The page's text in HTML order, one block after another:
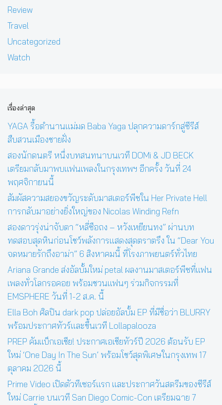
Review
Travel
Uncategorized
Watch
เรื่องล่าสุด
YAGA รื้อตำนานแม่มด Baba Yaga ปลุกความดาร์กสู่ซีรีส์
สืบสวนเมืองชายฝั่ง
สองนักดนตรี หนึ่งบทสนทนาบนเวที DOMi & JD BECK
เตรียมกลับมาพบแฟนเพลงในกรุงเทพฯ อีกครั้ง วันที่ 24
พฤศจิกายนนี้
สัมผัสความสยองขวัญระดับมาสเตอร์พีซใน Her Private Hell
การกลับมาอย่างยิ่งใหญ่ของ Nicolas Winding Refn
สองดาวรุ่งน่าจับตา “หลี่ซือถง – หวังเหยียนทง” ผ่านบท
ทดสอบสุดหินก่อนโชว์พลังการแสดงสุดตราตรึง ใน “Dear You
จดหมายรักถึงอาม่า” 6 สิงหาคมนี้ ที่โรงภาพยนตร์ทั่วไทย
Ariana Grande ส่งอัลบั้มใหม่ petal ผลงานมาสเตอร์พีซที่แฟน
เพลงทั่วโลกรอคอย พร้อมชวนแฟนๆ ร่วมกิจกรรมที่
EMSPHERE วันที่ 1-2 ส.ค. นี้
Ella Boh ศิลปิน dark pop ปล่อยอัลบั้ม EP ที่มีชื่อว่า BLURRY
พร้อมประกาศทัวร์และขึ้นเวที Lollapalooza
PREP คัมแบ็กเอเชีย! ประกาศเอเชียทัวร์ปี 2026 ต้อนรับ EP
ใหม่ ‘One Day In The Sun’ พร้อมโชว์สุดพิเศษในกรุงเทพ 17
ตุลาคม 2026 นี้
Prime Video เปิดตัวทีเซอร์แรก และประกาศวันสตรีมของซีรีส์
ใหม่ Carrie บนเวที San Diego Comic-Con เตรียมฉาย 7